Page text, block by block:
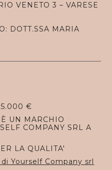
VENETO 3 – VARESE
DOTT.SSA MARIA
€
UN MARCHIO
COMPANY SRL A
LA QUALITA'
Yourself Company srl